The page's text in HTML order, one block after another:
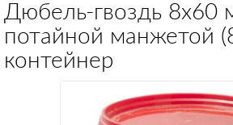
Дюбель-гвоздь 8х60
потайной манжетой
контейнер